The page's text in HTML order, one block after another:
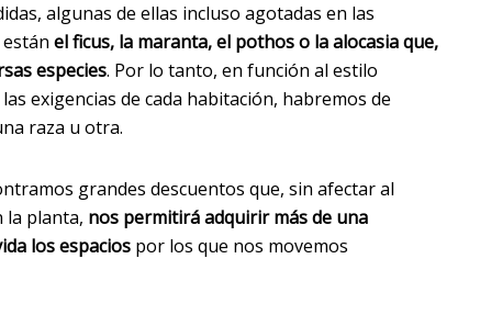
algunas de ellas incluso agotadas en las
el ficus, la maranta, el pothos o la alocasia que,
especies. Por lo tanto, en función al estilo
exigencias de cada habitación, habremos de
raza u otra.
grandes descuentos que, sin afectar al
la planta, nos permitirá adquirir más de una
los espacios por los que nos movemos